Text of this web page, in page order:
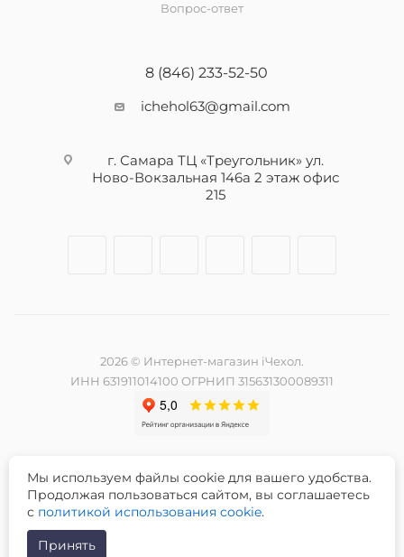
Вопрос-ответ
8 (846) 233-52-50
ichehol63@gmail.com
г. Самара ТЦ «Треугольник» ул.
Ново-Вокзальная 146а 2 этаж офис
215
2026 © Интернет-магазин iЧехол.
ИНН 631911014100 ОГРНИП 315631300089311
Разработка и продвижение сайта -
Мы используем файлы cookie для вашего удобства.
Продолжая пользоваться сайтом, вы соглашаетесь
с политикой использования cookie.
Принять